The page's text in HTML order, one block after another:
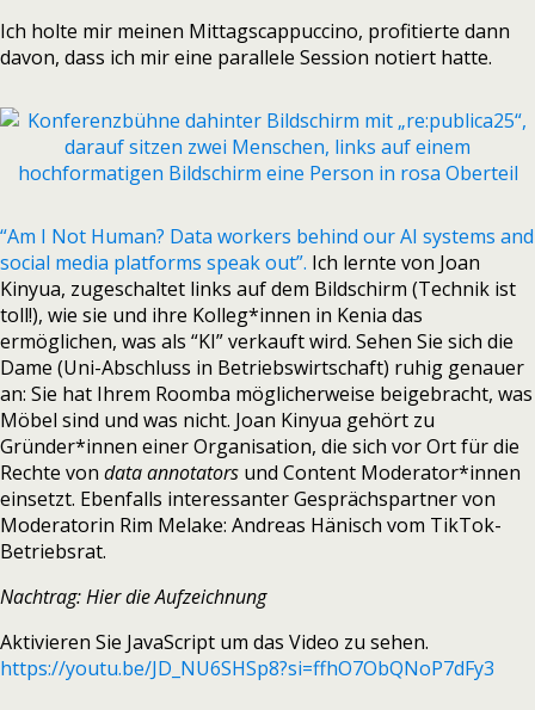
Ich holte mir meinen Mittagscappuccino, profitierte dann
davon, dass ich mir eine parallele Session notiert hatte.
“Am I Not Human? Data workers behind our AI systems and
social media platforms speak out”. Ich lernte von Joan
Kinyua, zugeschaltet links auf dem Bildschirm (Technik ist
toll!), wie sie und ihre Kolleg*innen in Kenia das
ermöglichen, was als “KI” verkauft wird. Sehen Sie sich die
Dame (Uni-Abschluss in Betriebswirtschaft) ruhig genauer
an: Sie hat Ihrem Roomba möglicherweise beigebracht, was
Möbel sind und was nicht. Joan Kinyua gehört zu
Gründer*innen einer Organisation, die sich vor Ort für die
Rechte von data annotators und Content Moderator*innen
einsetzt. Ebenfalls interessanter Gesprächspartner von
Moderatorin Rim Melake: Andreas Hänisch vom TikTok-
Betriebsrat.
Nachtrag: Hier die Aufzeichnung
Aktivieren Sie JavaScript um das Video zu sehen.
https://youtu.be/JD_NU6SHSp8?si=ffhO7ObQNoP7dFy3